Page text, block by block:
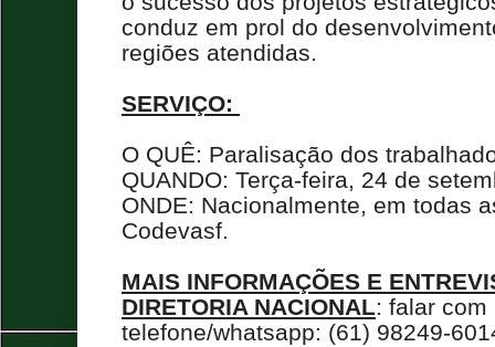
conduz em prol do
regiões atendidas.
SERVIÇO:
O QUÊ: Paralisação dos
QUANDO: Terça-feira, 24 de
ONDE: Nacionalmente, em todas
Codevasf.
MAIS INFORMAÇÕES E
DIRETORIA NACIONAL: falar
telefone/whatsapp: (61) 98249-